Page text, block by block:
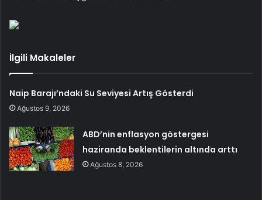
İlgili Makaleler
Naip Barajı’ndaki Su Seviyesi Artış Gösterdi
Ağustos 9, 2026
ABD’nin enflasyon göstergesi
haziranda beklentilerin altında arttı
Ağustos 8, 2026